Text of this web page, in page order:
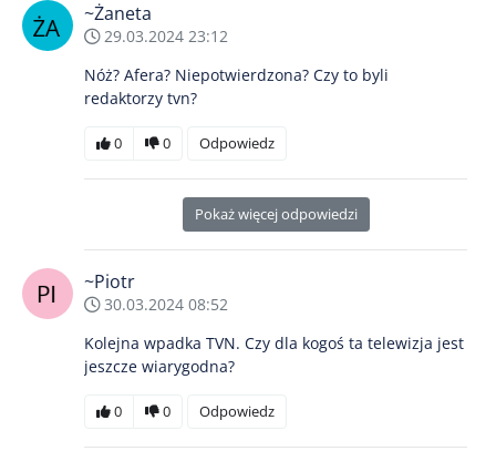
~Żaneta
29.03.2024 23:12
Nóż? Afera? Niepotwierdzona? Czy to byli
redaktorzy tvn?
0 0 Odpowiedz
Pokaż więcej odpowiedzi
~Piotr
30.03.2024 08:52
Kolejna wpadka TVN. Czy dla kogoś ta telewizja jest
jeszcze wiarygodna?
0 0 Odpowiedz